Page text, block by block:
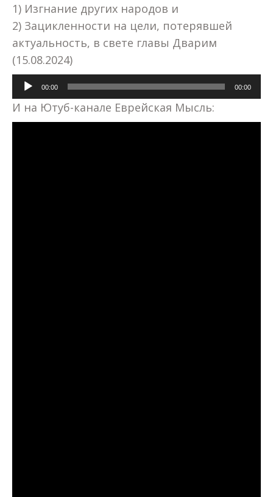
1) Изгнание других народов и
2) Зацикленности на цели, потерявшей
актуальность, в свете главы Дварим
(15.08.2024)
Аудиоплеер
00:00 00:00
И на Ютуб-канале Еврейская Мысль: